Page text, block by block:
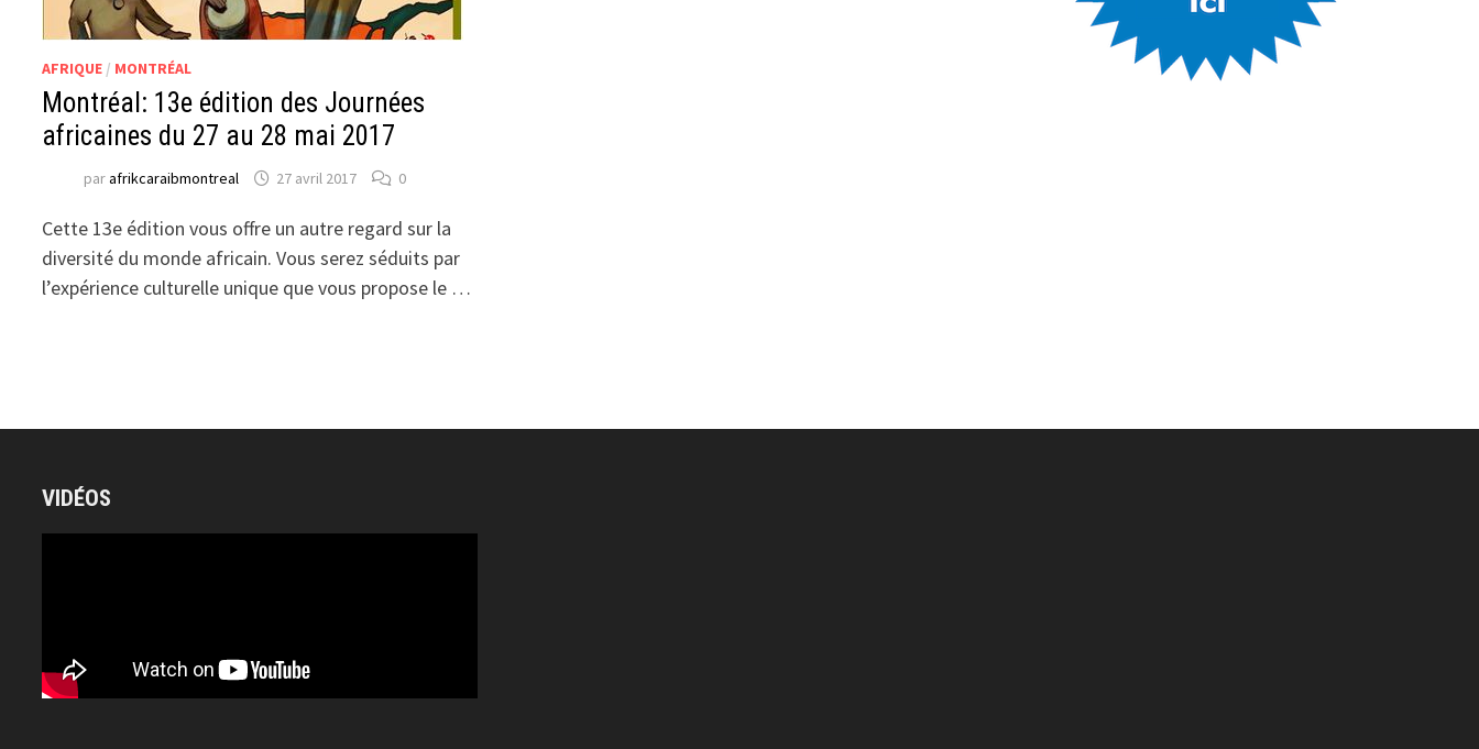
AFRIQUE / MONTRÉAL
Montréal: 13e édition des Journées
africaines du 27 au 28 mai 2017
parafrikcaraibmontreal 27 avril 2017 0
Cette 13e édition vous offre un autre regard sur la
diversité du monde africain. Vous serez séduits par
l’expérience culturelle unique que vous propose le …
VIDÉOS